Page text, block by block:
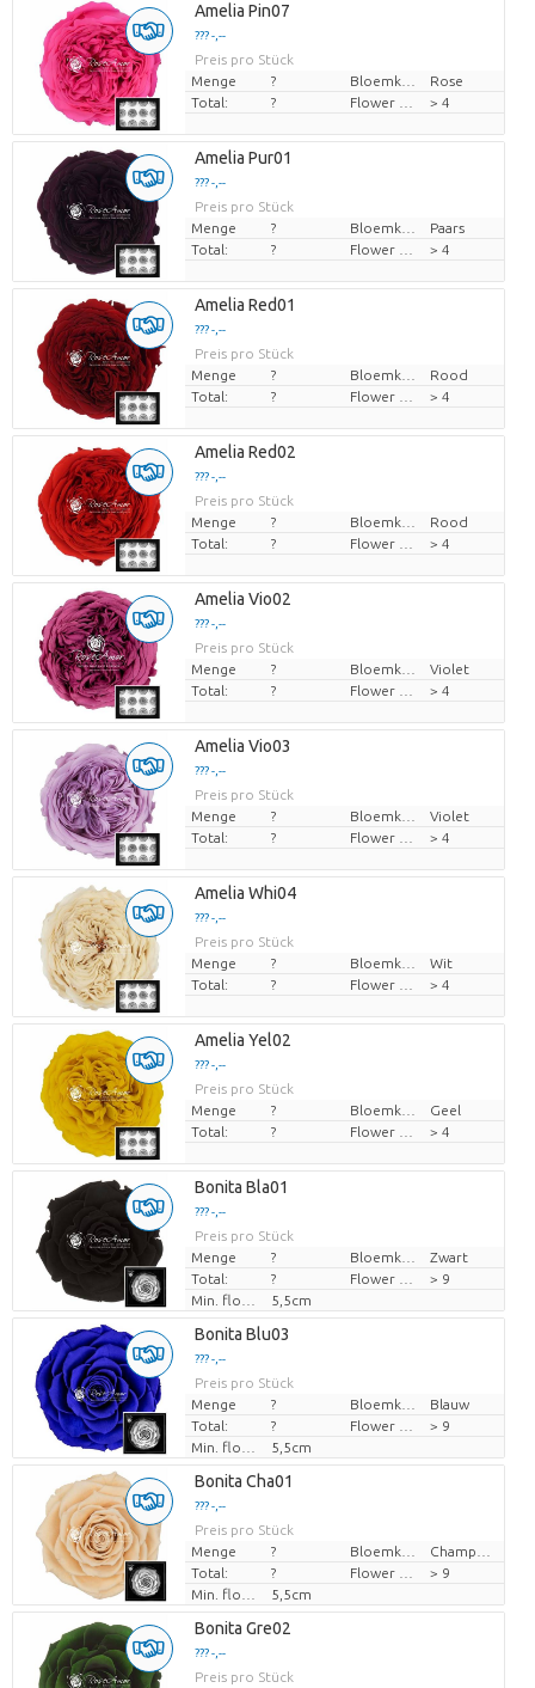
Amelia Pin07
??? -,--
Preis pro Stück
Menge
?
Rose
Total:
? > 4
Amelia Pur01
??? -,--
Preis pro Stück
Menge
?
Paars
Total:
? > 4
Amelia Red01
??? -,--
Preis pro Stück
Menge
?
Rood
Total:
? > 4
Amelia Red02
??? -,--
Preis pro Stück
Menge
?
Rood
Total:
? > 4
Amelia Vio02
??? -,--
Preis pro Stück
Menge
?
Violet
Total:
? > 4
Amelia Vio03
??? -,--
Preis pro Stück
Menge
?
Violet
Total:
? > 4
Amelia Whi04
??? -,--
Preis pro Stück
Menge
?
Wit
Total:
? > 4
Amelia Yel02
??? -,--
Preis pro Stück
Menge
?
Geel
Total:
? > 4
Bonita Bla01
??? -,--
Preis pro Stück
Menge
?
Zwart
Total:
?
> 9
5,5cm
Bonita Blu03
??? -,--
Preis pro Stück
Menge
?
Blauw
Total:
?
> 9
5,5cm
Bonita Cha01
??? -,--
Preis pro Stück
Menge
?
Total:
?
> 9
5,5cm
Bonita Gre02
??? -,--
Preis pro Stück